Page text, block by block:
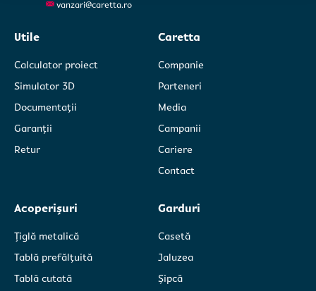
Am citit și sunt de acord cupolitica de
confidențialitate Caretta SRL.
Am citit și sunt de acord cupolitica de
confidențialitate Caretta SRL.
vanzari@caretta.ro
Utile
Calculator proiect
Simulator 3D
Documentații
Garanții
Retur
Caretta
Companie
Parteneri
Media
Campanii
Cariere
Contact
Acoperișuri
Țiglă metalică
Tablă prefălțuită
Tablă cutată
Garduri
Casetă
Jaluzea
Șipcă